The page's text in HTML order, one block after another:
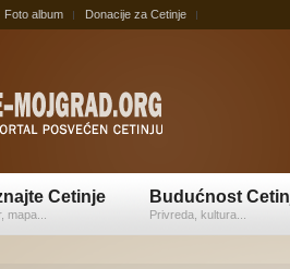
Foto album Donacije za Cetinje
Cetinje
mapa...
Budućnost
Privreda, kultura...